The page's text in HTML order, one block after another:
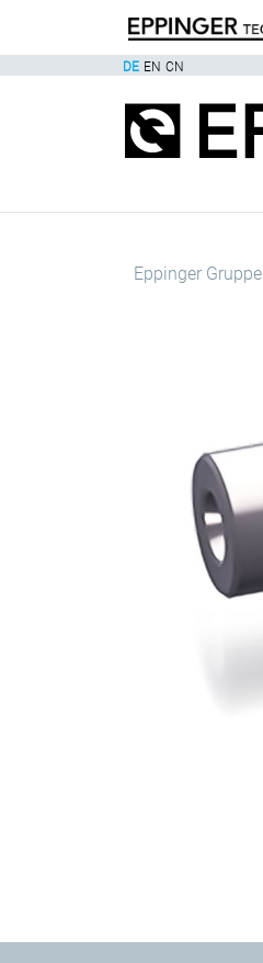
DE EN CN
Eppinger Gruppe